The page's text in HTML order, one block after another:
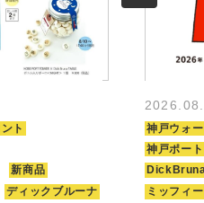
ト
新商品
ディックブルーナ
神戸ウォ
神戸ポー
ミッフィー